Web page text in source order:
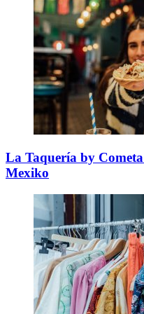
La Taquería by Cometa
Mexiko